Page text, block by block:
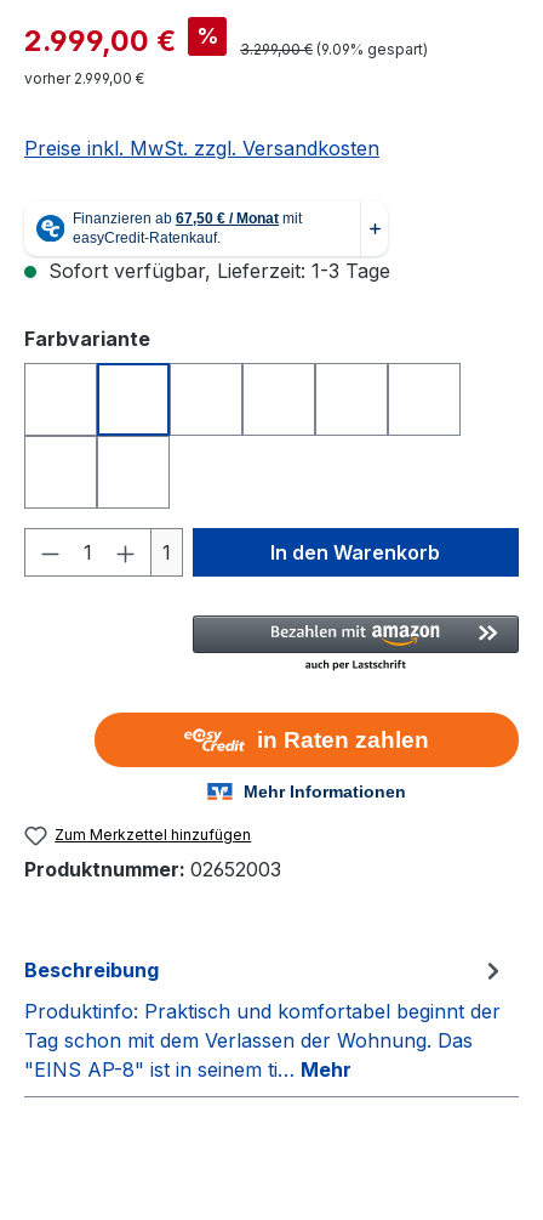
Verkaufspreis:
2.999,00 € % Regulärer Preis:
3.299,00 € (9.09% gespart)
vorher 2.999,00 €
Preise inkl. MwSt. zzgl. Versandkosten
Sofort verfügbar, Lieferzeit: 1-3 Tage
Farbvarianteauswählen
Produkt Anzahl: Gib den
1 In den Warenkorb
Zum Merkzettel hinzufügen
Produktnummer: 02652003
Beschreibung
Produktinfo: Praktisch und komfortabel beginnt der
Tag schon mit dem Verlassen der Wohnung. Das
"EINS AP-8" ist in seinem ti… Mehr